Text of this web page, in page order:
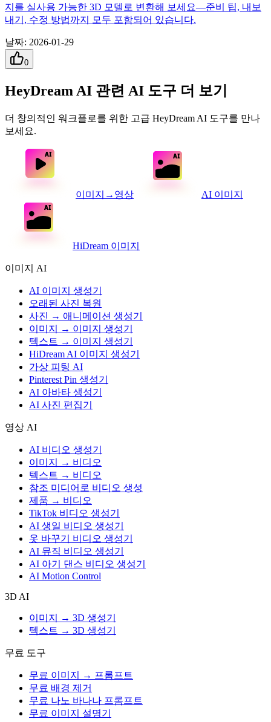
지를 실사용 가능한 3D 모델로 변환해 보세요—준비 팁, 내보
내기, 수정 방법까지 모두 포함되어 있습니다.
날짜: 2026-01-29
0
HeyDream AI 관련 AI 도구 더 보기
더 창의적인 워크플로를 위한 고급 HeyDream AI 도구를 만나
보세요.
이미지→영상 AI 이미지
HiDream 이미지
이미지 AI
AI 이미지 생성기
오래된 사진 복원
사진 → 애니메이션 생성기
이미지 → 이미지 생성기
텍스트 → 이미지 생성기
HiDream AI 이미지 생성기
가상 피팅 AI
Pinterest Pin 생성기
AI 아바타 생성기
AI 사진 편집기
영상 AI
AI 비디오 생성기
이미지 → 비디오
텍스트 → 비디오
참조 미디어로 비디오 생성
제품 → 비디오
TikTok 비디오 생성기
AI 생일 비디오 생성기
옷 바꾸기 비디오 생성기
AI 뮤직 비디오 생성기
AI 아기 댄스 비디오 생성기
AI Motion Control
3D AI
이미지 → 3D 생성기
텍스트 → 3D 생성기
무료 도구
무료 이미지 → 프롬프트
무료 배경 제거
무료 나노 바나나 프롬프트
무료 이미지 설명기